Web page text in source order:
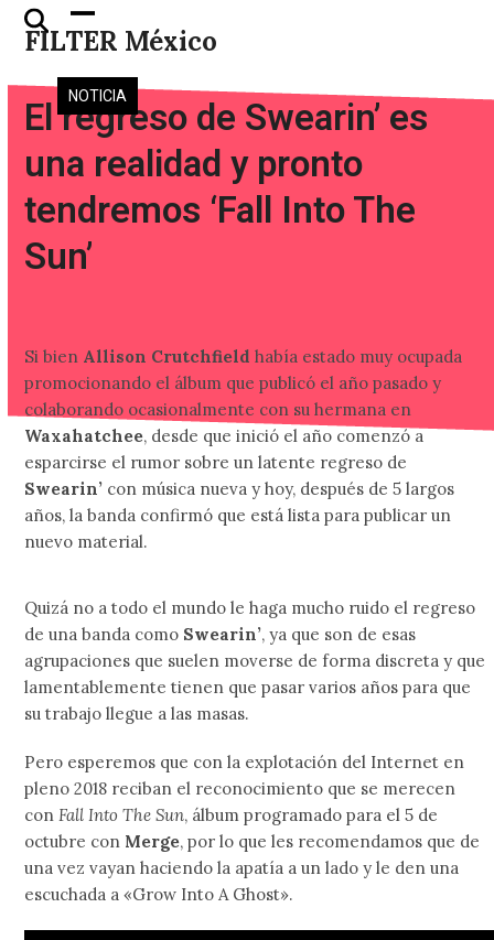
Skip
FILTER México
Open
mobile
menu
Close
mobile
menu
NOTICIA
El regreso de Swearin’ es
una realidad y pronto
tendremos ‘Fall Into The
Sun’
Si bien Allison Crutchfield había estado muy ocupada
promocionando el álbum que publicó el año pasado y
colaborando ocasionalmente con su hermana en
Waxahatchee, desde que inició el año comenzó a
esparcirse el rumor sobre un latente regreso de
Swearin’ con música nueva y hoy, después de 5 largos
años, la banda confirmó que está lista para publicar un
nuevo material.
Quizá no a todo el mundo le haga mucho ruido el regreso
de una banda como Swearin’, ya que son de esas
agrupaciones que suelen moverse de forma discreta y que
lamentablemente tienen que pasar varios años para que
su trabajo llegue a las masas.
Pero esperemos que con la explotación del Internet en
pleno 2018 reciban el reconocimiento que se merecen
conFall Into The Sun, álbum programado para el 5 de
octubre con Merge, por lo que les recomendamos que de
una vez vayan haciendo la apatía a un lado y le den una
escuchada a «Grow Into A Ghost».